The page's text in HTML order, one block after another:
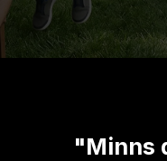
"Minns